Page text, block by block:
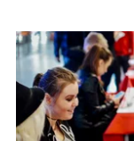
Ta sekcja